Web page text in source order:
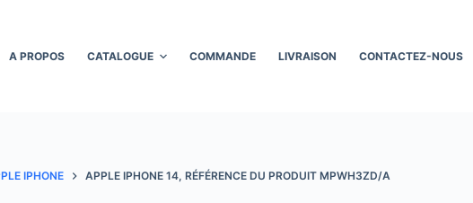
A PROPOS CATALOGUE COMMANDE LIVRAISON CONTACTEZ-NOUS
IPHONE APPLE IPHONE 14, RÉFÉRENCE DU PRODUIT MPWH3ZD/A